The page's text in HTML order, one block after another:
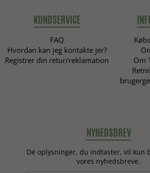
KUNDSERVICE
FAQ
Hvordan kan jeg kontakte jer?
Registrer din retur/reklamation
Om
NYHEDSBREV
De oplysninger, du indtaster, vil kun
vores nyhedsbreve.